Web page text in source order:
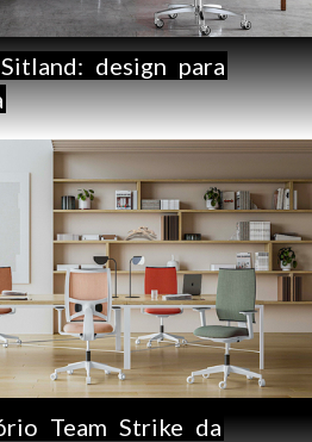
Sitland: design para
Team Strike da